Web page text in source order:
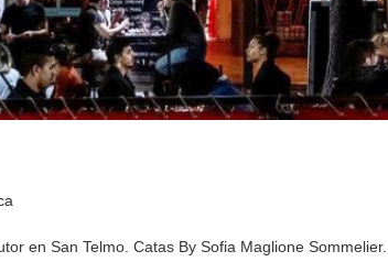
en San Telmo. Catas By Sofia Maglione Sommelier.